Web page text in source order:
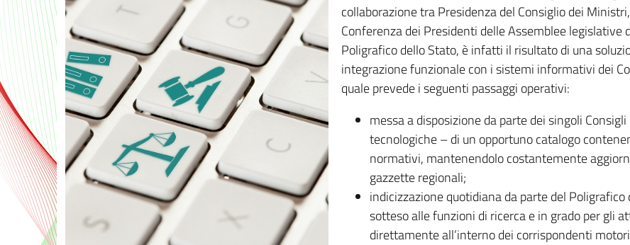
collaborazione tra Presidenza del Consiglio dei
Conferenza dei Presidenti delle Assemblee
Poligrafico dello Stato, è infatti il risultato di una
integrazione funzionale con i sistemi informativi dei
quale prevede i seguenti passaggi operativi:
messa a disposizione da parte dei singoli
tecnologiche – di un opportuno catalogo
normativi, mantenendolo costantemente
gazzette regionali;
indicizzazione quotidiana da parte del
sotteso alle funzioni di ricerca e in grado per gli
direttamente all’interno dei corrispondenti